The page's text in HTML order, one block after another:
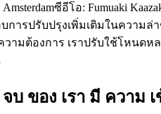
ซีอีโอ: Fumuaki
บการปรับปรุงเพิ่มเติมในความ
วามต้องการ เราปรับใช้โหน
บ ของ เรา มี ความ